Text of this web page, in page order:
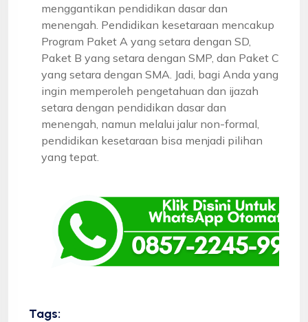
menggantikan pendidikan dasar dan
menengah. Pendidikan kesetaraan mencakup
Program Paket A yang setara dengan SD,
Paket B yang setara dengan SMP, dan Paket C
yang setara dengan SMA. Jadi, bagi Anda yang
ingin memperoleh pengetahuan dan ijazah
setara dengan pendidikan dasar dan
menengah, namun melalui jalur non-formal,
pendidikan kesetaraan bisa menjadi pilihan
yang tepat.
Tags: